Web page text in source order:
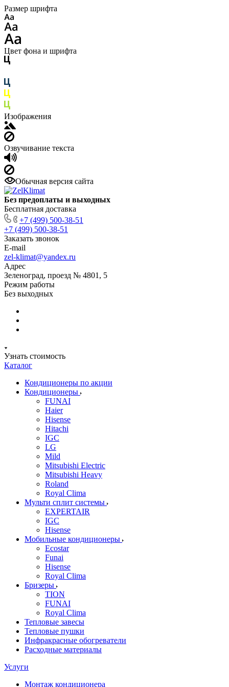
Размер шрифта
Цвет фона и шрифта
Изображения
Озвучивание текста
Обычная версия сайта
Без предоплаты и выходных
Бесплатная доставка
+7 (499) 500-38-51
+7 (499) 500-38-51
Заказать звонок
E-mail
zel-klimat@yandex.ru
Адрес
Зеленоград, проезд № 4801, 5
Режим работы
Без выходных
Узнать стоимость
Каталог
Кондиционеры по акции
Кондиционеры
FUNAI
Haier
Hisense
Hitachi
IGC
LG
Mild
Mitsubishi Electric
Mitsubishi Heavy
Roland
Royal Clima
Мульти сплит системы
EXPERTAIR
IGC
Hisense
Мобильные кондиционеры
Ecostar
Funai
Hisense
Royal Clima
Бризеры
TION
FUNAI
Royal Clima
Тепловые завесы
Тепловые пушки
Инфракрасные обогреватели
Расходные материалы
Услуги
Монтаж кондиционера